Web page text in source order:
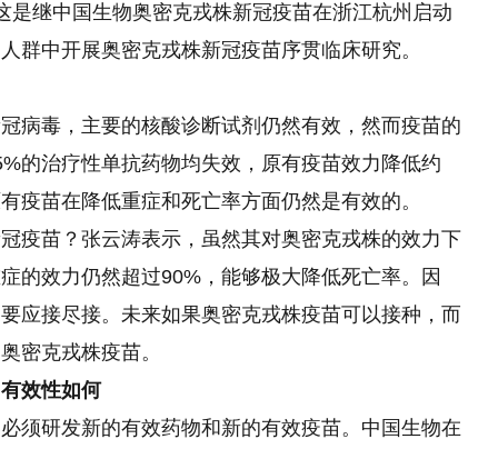
继中国生物奥密克戎株新冠疫苗在浙江杭州启动
群中开展奥密克戎株新冠疫苗序贯临床研究。
病毒，主要的核酸诊断试剂仍然有效，然而疫苗的
的治疗性单抗药物均失效，原有疫苗效力降低约
疫苗在降低重症和死亡率方面仍然是有效的。
疫苗？张云涛表示，虽然其对奥密克戎株的效力下
的效力仍然超过90%，能够极大降低死亡率。因
应接尽接。未来如果奥密克戎株疫苗可以接种，而
密克戎株疫苗。
效性如何
须研发新的有效药物和新的有效疫苗。中国生物在